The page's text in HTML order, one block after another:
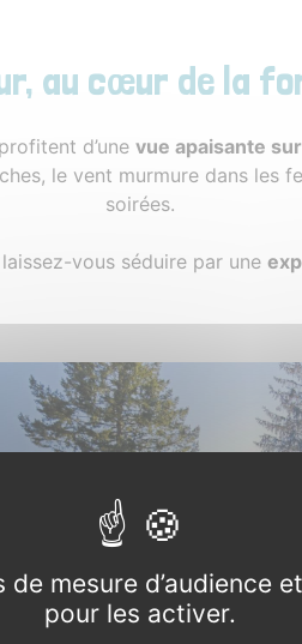
au cœur de la
d’une vue apaisante
le vent murmure dans les
soirées.
vous séduire par une
mesure d’audience
pour les activer.